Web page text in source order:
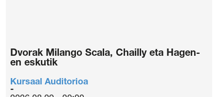
Dvorak Milango Scala, Chailly eta Hagen-
en eskutik
Kursaal Auditorioa